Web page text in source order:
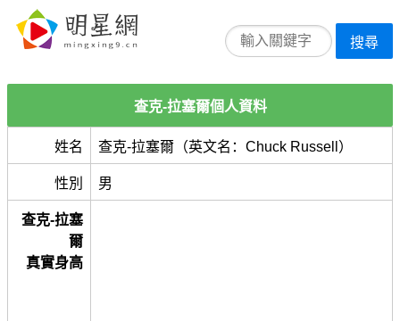
搜尋
查克-拉塞爾個人資料
姓名 查克-拉塞爾（英文名：Chuck Russell）
性別 男
查克-拉塞
爾
真實身高